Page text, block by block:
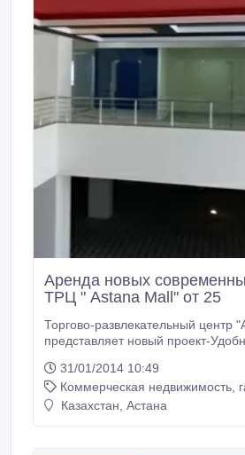
Аренда новых
ТРЦ " Astana Mall" от 25
Торгово-развлекательный центр
представляет новый проект-
сервиса БОЛЬШАЯ Бесплатная
Высокоскоростной интернет
работы Рекламная поддержка
31/01/2014 10:49
Коммерческая недвижимость,
Казахстан, Астана